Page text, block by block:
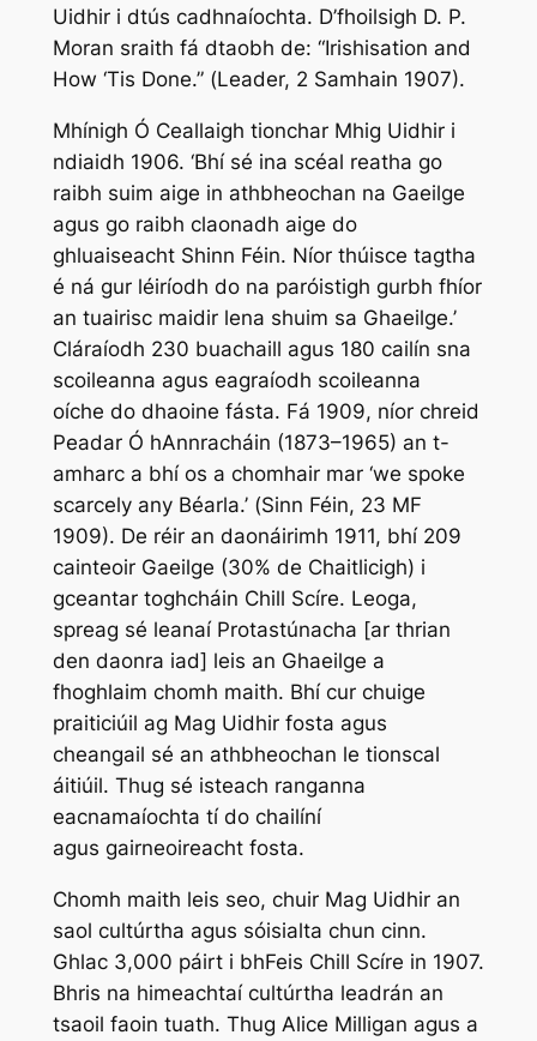
Uidhir i dtús cadhnaíochta. D’fhoilsigh D. P.
Moran sraith fá dtaobh de: “Irishisation and
How ‘Tis Done.” (Leader, 2 Samhain 1907).
Mhínigh Ó Ceallaigh tionchar Mhig Uidhir i
ndiaidh 1906. ‘Bhí sé ina scéal reatha go
raibh suim aige in athbheochan na Gaeilge
agus go raibh claonadh aige do
ghluaiseacht Shinn Féin. Níor thúisce tagtha
é ná gur léiríodh do na paróistigh gurbh fhíor
an tuairisc maidir lena shuim sa Ghaeilge.’
Cláraíodh 230 buachaill agus 180 cailín sna
scoileanna agus eagraíodh scoileanna
oíche do dhaoine fásta. Fá 1909, níor chreid
Peadar Ó hAnnracháin (1873–1965) an t-
amharc a bhí os a chomhair mar ‘we spoke
scarcely any Béarla.’ (Sinn Féin, 23 MF
1909). De réir an daonáirimh 1911, bhí 209
cainteoir Gaeilge (30% de Chaitlicigh) i
gceantar toghcháin Chill Scíre. Leoga,
spreag sé leanaí Protastúnacha [ar thrian
den daonra iad] leis an Ghaeilge a
fhoghlaim chomh maith. Bhí cur chuige
praiticiúil ag Mag Uidhir fosta agus
cheangail sé an athbheochan le tionscal
áitiúil. Thug sé isteach ranganna
eacnamaíochta tí do chailíní
agus gairneoireacht fosta.
Chomh maith leis seo, chuir Mag Uidhir an
saol cultúrtha agus sóisialta chun cinn.
Ghlac 3,000 páirt i bhFeis Chill Scíre in 1907.
Bhris na himeachtaí cultúrtha leadrán an
tsaoil faoin tuath. Thug Alice Milligan agus a